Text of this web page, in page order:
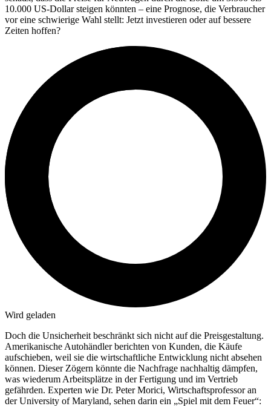
10.000 US-Dollar steigen könnten – eine Prognose, die Verbraucher
vor eine schwierige Wahl stellt: Jetzt investieren oder auf bessere
Zeiten hoffen?
Wird geladen
Doch die Unsicherheit beschränkt sich nicht auf die Preisgestaltung.
Amerikanische Autohändler berichten von Kunden, die Käufe
aufschieben, weil sie die wirtschaftliche Entwicklung nicht absehen
können. Dieser Zögern könnte die Nachfrage nachhaltig dämpfen,
was wiederum Arbeitsplätze in der Fertigung und im Vertrieb
gefährden. Experten wie Dr. Peter Morici, Wirtschaftsprofessor an
der University of Maryland, sehen darin ein „Spiel mit dem Feuer“: